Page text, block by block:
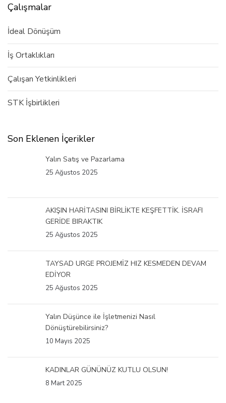
Çalışmalar
İdeal Dönüşüm
İş Ortaklıkları
Çalışan Yetkinlikleri
STK İşbirlikleri
Son Eklenen İçerikler
Yalın Satış ve Pazarlama
25 Ağustos 2025
AKIŞIN HARİTASINI BİRLİKTE KEŞFETTİK. İSRAFI
GERİDE BIRAKTIK
25 Ağustos 2025
TAYSAD URGE PROJEMİZ HIZ KESMEDEN DEVAM
EDİYOR
25 Ağustos 2025
Yalın Düşünce ile İşletmenizi Nasıl
Dönüştürebilirsiniz?
10 Mayıs 2025
KADINLAR GÜNÜNÜZ KUTLU OLSUN!
8 Mart 2025